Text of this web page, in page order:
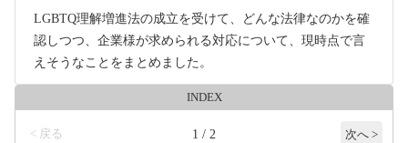
LGBTQ理解増進法の成立を受けて、どんな法律なのかを確
認しつつ、企業様が求められる対応について、現時点で言
えそうなことをまとめました。
INDEX
< 戻る 1 / 2 次へ >